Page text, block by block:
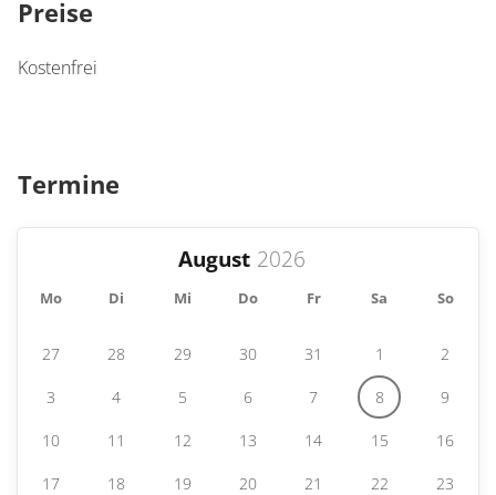
Preise
Kostenfrei
Termine
August
Mo Di Mi Do Fr Sa So
27 28 29 30 31 1 2
3 4 5 6 7 8 9
10 11 12 13 14 15 16
17 18 19 20 21 22 23